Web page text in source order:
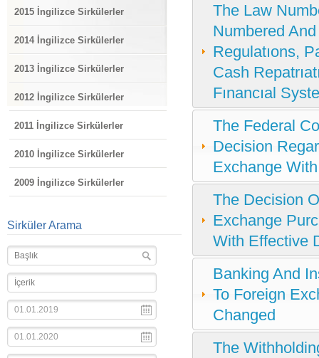
2015 İngilizce Sirkülerler
2014 İngilizce Sirkülerler
2013 İngilizce Sirkülerler
2012 İngilizce Sirkülerler
2011 İngilizce Sirkülerler
2010 İngilizce Sirkülerler
2009 İngilizce Sirkülerler
Sirküler Arama
The Law
Numbered And
Regulatıons,
Cash
Fınancıal
The Federal
Decision
Exchange
The Decision
Exchange
With Effective
Banking And
To Foreign
Changed
The